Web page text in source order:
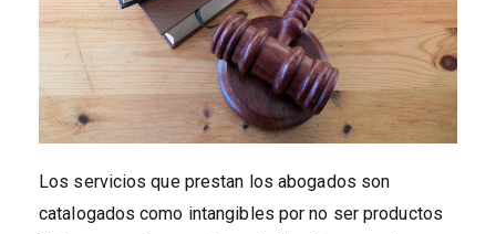
Los servicios que prestan los abogados son
catalogados como intangibles por no ser productos